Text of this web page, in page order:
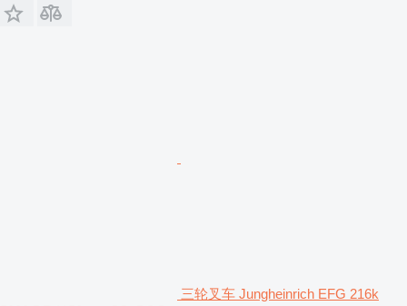
三轮叉车 Jungheinrich EFG 216k